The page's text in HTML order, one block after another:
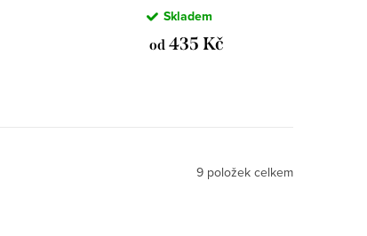
vějířku 1 000 ks
Skladem
od 435 Kč
9 položek celkem